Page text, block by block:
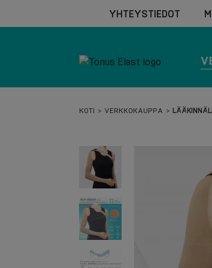
YHTEYSTIEDOT
KOTI VERKKOKAUPPA